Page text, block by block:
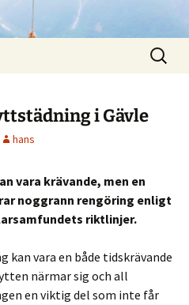
Sök
efter:
i Gävle
hans
vara krävande, men en
noggrann rengöring enligt
riktlinjer.
vara en både tidskrävande
närmar sig och all
en viktig del som inte får